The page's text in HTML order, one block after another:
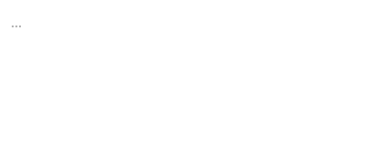
...